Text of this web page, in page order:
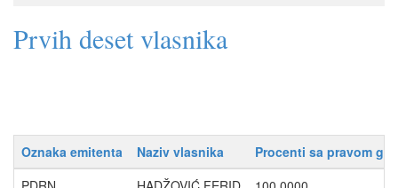
Prvih deset vlasnika
Oznaka emitenta Naziv vlasnika
Procenti sa pravom